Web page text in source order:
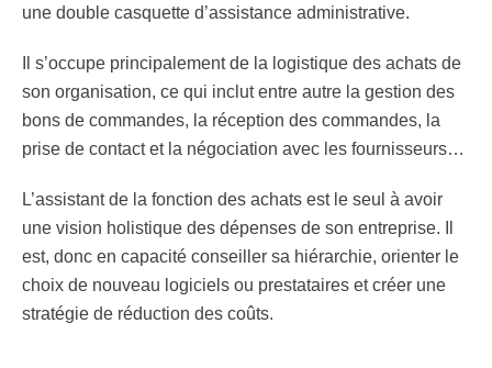
une double casquette d’assistance administrative.
Il s’occupe principalement de la logistique des achats de
son organisation, ce qui inclut entre autre la gestion des
bons de commandes, la réception des commandes, la
prise de contact et la négociation avec les fournisseurs…
L’assistant de la fonction des achats est le seul à avoir
une vision holistique des dépenses de son entreprise. Il
est, donc en capacité conseiller sa hiérarchie, orienter le
choix de nouveau logiciels ou prestataires et créer une
stratégie de réduction des coûts.